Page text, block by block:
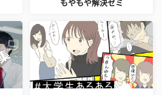
もやもや解決ゼミ